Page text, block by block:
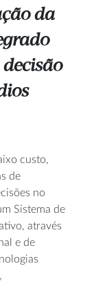
da
custo,
de
no
Sistema de
através
e de